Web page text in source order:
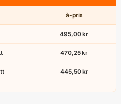
à-pris
495,00 kr
470,25 kr
445,50 kr